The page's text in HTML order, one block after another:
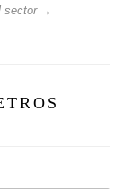
sector →